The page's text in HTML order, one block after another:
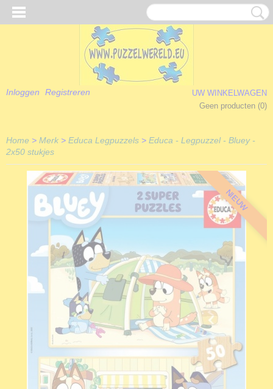
Inloggen Registreren
UW WINKELWAGEN
Geen producten (0)
Home > Merk > Educa Legpuzzels > Educa - Legpuzzel - Bluey -
2x50 stukjes
NIEUW